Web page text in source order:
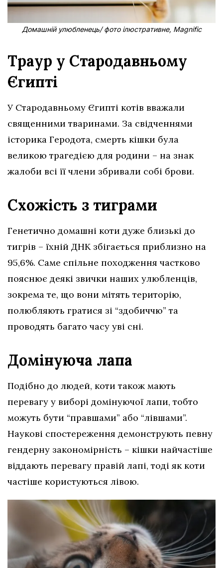
Домашній улюбленець/ фото ілюстративне, Magnific
Траур у Стародавньому
Єгипті
У Стародавньому Єгипті котів вважали
священними тваринами. За свідченнями
історика Геродота, смерть кішки була
великою трагедією для родини – на знак
жалоби всі її члени збривали собі брови.
Схожість з тиграми
Генетично домашні коти дуже близькі до
тигрів – їхній ДНК збігається приблизно на
95,6%. Саме спільне походження частково
пояснює деякі звички наших улюбленців,
зокрема те, що вони мітять територію,
полюбляють гратися зі “здобиччю” та
проводять багато часу уві сні.
Домінуюча лапа
Подібно до людей, коти також мають
перевагу у виборі домінуючої лапи, тобто
можуть бути “правшами” або “лівшами”.
Наукові спостереження демонструють певну
гендерну закономірність – кішки найчастіше
віддають перевагу правій лапі, тоді як коти
частіше користуються лівою.